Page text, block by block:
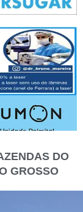
DO
GROSSO